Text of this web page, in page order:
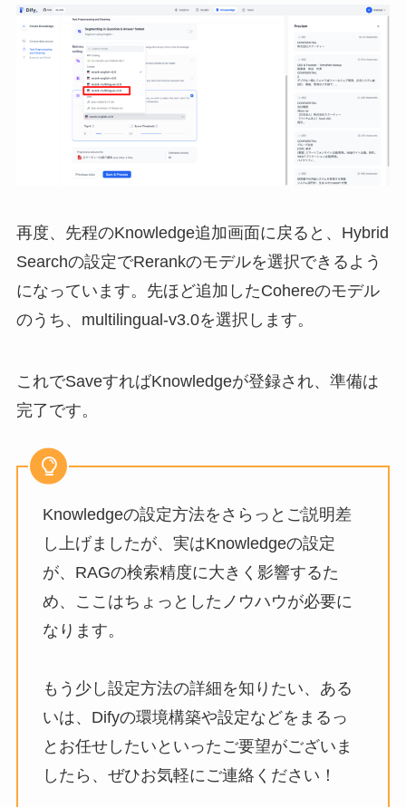
再度、先程のKnowledge追加画面に戻ると、Hybrid
Searchの設定でRerankのモデルを選択できるよう
になっています。先ほど追加したCohereのモデル
のうち、multilingual-v3.0を選択します。
​これでSaveすればKnowledgeが登録され、準備は
完了です。
Knowledgeの設定方法をさらっとご説明差
し上げましたが、実はKnowledgeの設定
が、RAGの検索精度に大きく影響するた
め、ここはちょっとしたノウハウが必要に
なります。
もう少し設定方法の詳細を知りたい、ある
いは、Difyの環境構築や設定などをまるっ
とお任せしたいといったご要望がございま
したら、ぜひお気軽にご連絡ください！